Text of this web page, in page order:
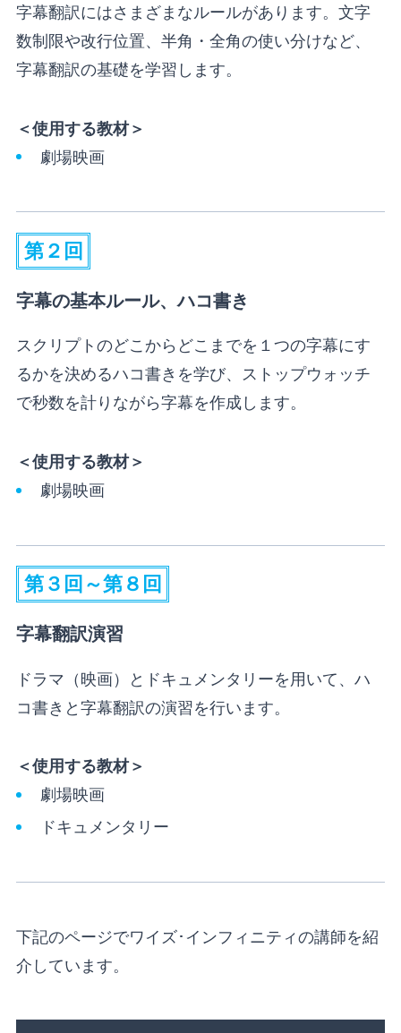
字幕翻訳にはさまざまなルールがあります。文字
数制限や改行位置、半角・全角の使い分けなど、
字幕翻訳の基礎を学習します。
＜使用する教材＞
劇場映画
第２回
字幕の基本ルール、ハコ書き
スクリプトのどこからどこまでを１つの字幕にす
るかを決めるハコ書きを学び、ストップウォッチ
で秒数を計りながら字幕を作成します。
＜使用する教材＞
劇場映画
第３回～第８回
字幕翻訳演習
ドラマ（映画）とドキュメンタリーを用いて、ハ
コ書きと字幕翻訳の演習を行います。
＜使用する教材＞
劇場映画
ドキュメンタリー
下記のページでワイズ･インフィニティの講師を紹
介しています。